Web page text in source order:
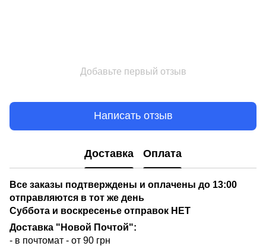
Добавьте первый отзыв
Написать отзыв
Доставка Оплата
Все заказы подтверждены и оплачены до 13:00
отправляются в тот же день
Суббота и воскресенье отправок НЕТ
Доставка "Новой Почтой":
- в почтомат - от 90 грн